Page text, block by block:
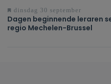
dinsdag 30 september
Dagen beginnende leraren
regio Mechelen-Brussel